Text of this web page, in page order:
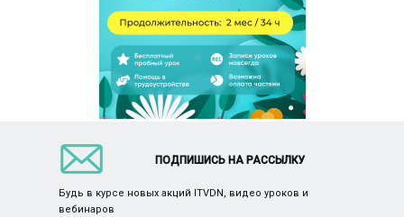
ПОДПИШИСЬ НА РАССЫЛКУ
Будь в курсе новых акций ITVDN, видео уроков и
вебинаров